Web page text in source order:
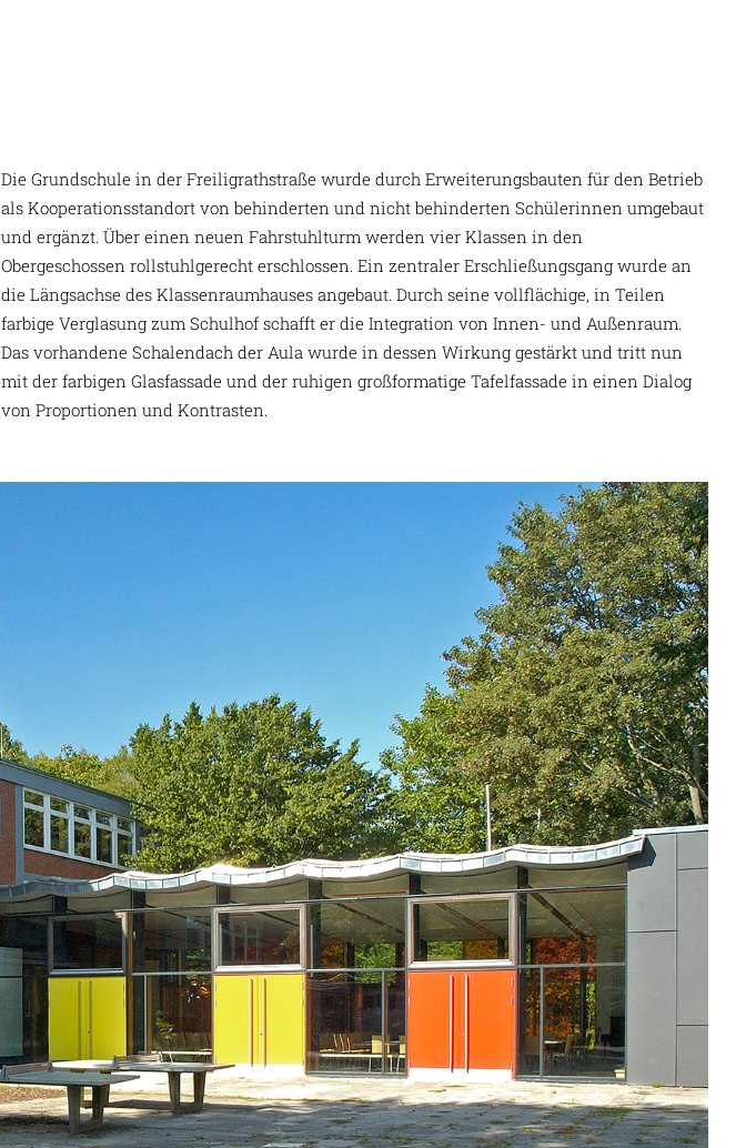
Die Grundschule in der Freiligrathstraße wurde durch Erweiterungsbauten für den Betrieb
als Kooperationsstandort von behinderten und nicht behinderten Schülerinnen umgebaut
und ergänzt. Über einen neuen Fahrstuhlturm werden vier Klassen in den
Obergeschossen rollstuhlgerecht erschlossen. Ein zentraler Erschließungsgang wurde an
die Längsachse des Klassenraumhauses angebaut. Durch seine vollflächige, in Teilen
farbige Verglasung zum Schulhof schafft er die Integration von Innen- und Außenraum.
Das vorhandene Schalendach der Aula wurde in dessen Wirkung gestärkt und tritt nun
mit der farbigen Glasfassade und der ruhigen großformatige Tafelfassade in einen Dialog
von Proportionen und Kontrasten.